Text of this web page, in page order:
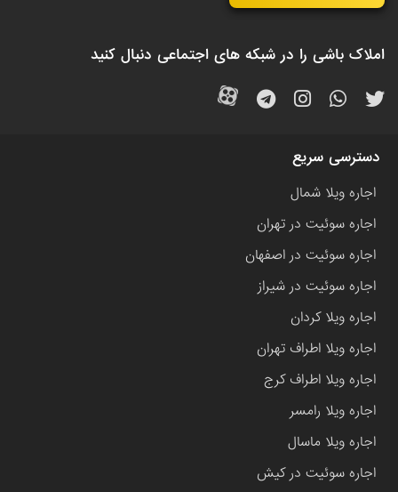
املاک باشی را در شبکه های اجتماعی دنبال کنید
دسترسی سریع
اجاره ویلا شمال
اجاره سوئیت در تهران
اجاره سوئیت در اصفهان
اجاره سوئیت در شیراز
اجاره ویلا کردان
اجاره ویلا اطراف تهران
اجاره ویلا اطراف کرج
اجاره ویلا رامسر
اجاره ویلا ماسال
اجاره سوئیت در کیش